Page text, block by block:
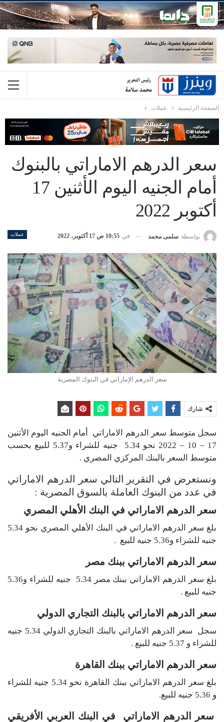
الصفحة الرئيسية عملات
سعر الدرهم الاماراتي بالبنوك
أمام الجنيه اليوم الأثنين 17
أكتوبر 2022
عملات بواسطة سلمى محمد في 10:55 ص 17 أكتوبر، 2022
سعر الدرهم الإماراتي في البنوك المصرية
شارك
سجل متوسط سعر الدرهم الاماراتي أمام الجنيه اليوم الأثنين
17 – 10 – 2022 نحو 5.34 جنيه للشراء و5.37 للبيع بحسب
متوسط السعر بالبنك المركزي المصري .
ونستعرض في التقرير التالي سعر الدرهم الاماراتي
في عدد من البنوك العاملة بالسوق المصرية :
سعر الدرهم الاماراتي في البنك الأهلي المصري
بلغ سعر الدرهم الاماراتي في البنك الأهلي المصري نحو 5.34
جنيه للشراء و5.36 جنيه للبيع .
سعر الدرهم الاماراتي ببنك مصر
بلغ سعر الدرهم الاماراتي ببنك مصر 5.34 جنيه للشراء و5.36
جنيه للبيع .
سعر الدرهم الاماراتي بالبنك التجاري الدولي
سجل سعر الدرهم الاماراتي بالبنك التجاري الدولي 5.34 جنيه
للشراء و 5.37 جنيه للبيع .
سعر الدرهم الاماراتي ببنك القاهرة
بلغ سعر الدرهم الاماراتي ببنك القاهرة نحو 5.34 جنيه للشراء
و 5.36 جنيه للبيع.
سعر الدرهم الاماراتي في البنك العربي الأفريقي